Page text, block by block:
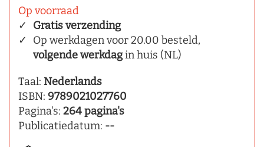
Op voorraad
Gratis verzending
Op werkdagen voor 20.00 besteld,
volgende werkdagin huis (NL)
Taal: Nederlands
ISBN: 9789021027760
Pagina's: 264 pagina's
Publicatiedatum: --